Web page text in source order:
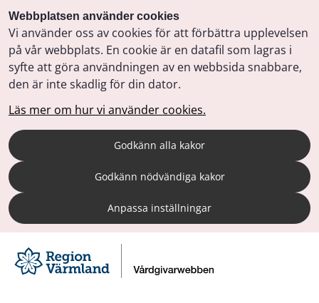
Webbplatsen använder cookies
Vi använder oss av cookies för att förbättra upplevelsen
på vår webbplats. En cookie är en datafil som lagras i
syfte att göra användningen av en webbsida snabbare,
den är inte skadlig för din dator.
Läs mer om hur vi använder cookies.
Godkänn alla kakor
Godkänn nödvändiga kakor
Anpassa inställningar